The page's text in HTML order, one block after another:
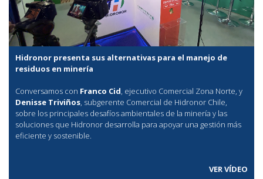
Hidronor presenta sus alternativas para el manejo de
residuos en minería
Conversamos con Franco Cid, ejecutivo Comercial Zona Norte, y
Denisse Triviños, subgerente Comercial de Hidronor Chile,
sobre los principales desafíos ambientales de la minería y las
soluciones que Hidronor desarrolla para apoyar una gestión más
eficiente y sostenible.
VER VÍDEO